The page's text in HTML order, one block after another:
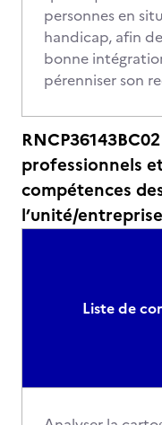
personnes en
handicap, afin de
bonne
pérenniser son
professionnels
compétences
l’unité/entreprise
Liste de